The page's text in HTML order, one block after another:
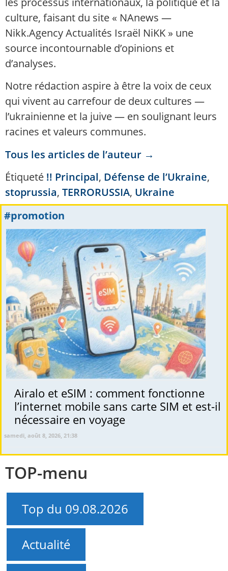
culture, faisant du site « NAnews —
Nikk.Agency Actualités Israël NiKK » une
source incontournable d’opinions et
d’analyses.
Notre rédaction aspire à être la voix de ceux
qui vivent au carrefour de deux cultures —
l’ukrainienne et la juive — en soulignant leurs
racines et valeurs communes.
Tous les articles de l’auteur →
Étiqueté !! Principal, Défense de l’Ukraine,
stoprussia, TERRORUSSIA, Ukraine
#promotion
Airalo et eSIM : comment fonctionne
l’internet mobile sans carte SIM et est-il
nécessaire en voyage
samedi, août 8, 2026, 21:38
TOP-menu
Top du 09.08.2026
Actualité